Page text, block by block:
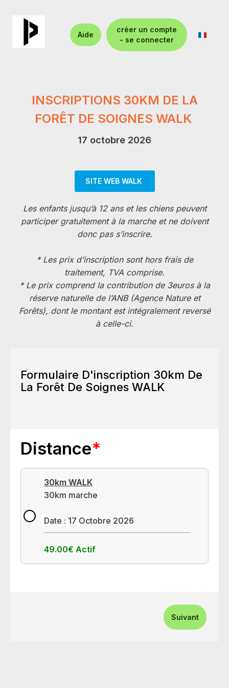
Aide
créer un compte
- se connecter
INSCRIPTIONS 30KM DE LA
FORÊT DE SOIGNES WALK
17 octobre 2026
SITE WEB WALK
Les enfants jusqu’à 12 ans et les chiens peuvent
participer gratuitement à la marche et ne doivent
donc pas s’inscrire.
* Les prix d’inscription sont hors frais de
traitement, TVA comprise.
* Le prix comprend la contribution de 3euros à la
réserve naturelle de l’ANB (Agence Nature et
Forêts), dont le montant est intégralement reversé
à celle-ci.
Formulaire D'inscription 30km De
La Forêt De Soignes WALK
Distance*
30km WALK
30km marche
Date : 17 Octobre 2026
49.00€ Actif
Suivant